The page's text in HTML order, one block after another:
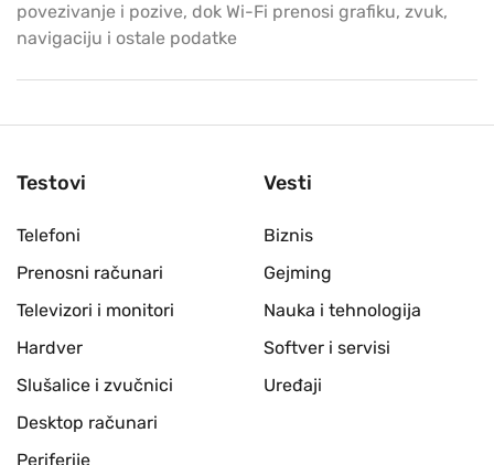
povezivanje i pozive, dok Wi-Fi prenosi grafiku, zvuk,
navigaciju i ostale podatke
Testovi
Telefoni
Prenosni računari
Televizori i monitori
Hardver
Slušalice i zvučnici
Desktop računari
Periferije
Vesti
Biznis
Gejming
Nauka i tehnologija
Softver i servisi
Uređaji